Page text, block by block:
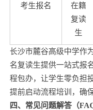
考生报名
在籍
复读
生
长沙市麓谷高级中学作
名复读生提供一站式报
程包办，让学生零负担
提前启动流程培训，确
四、常见问题解答（